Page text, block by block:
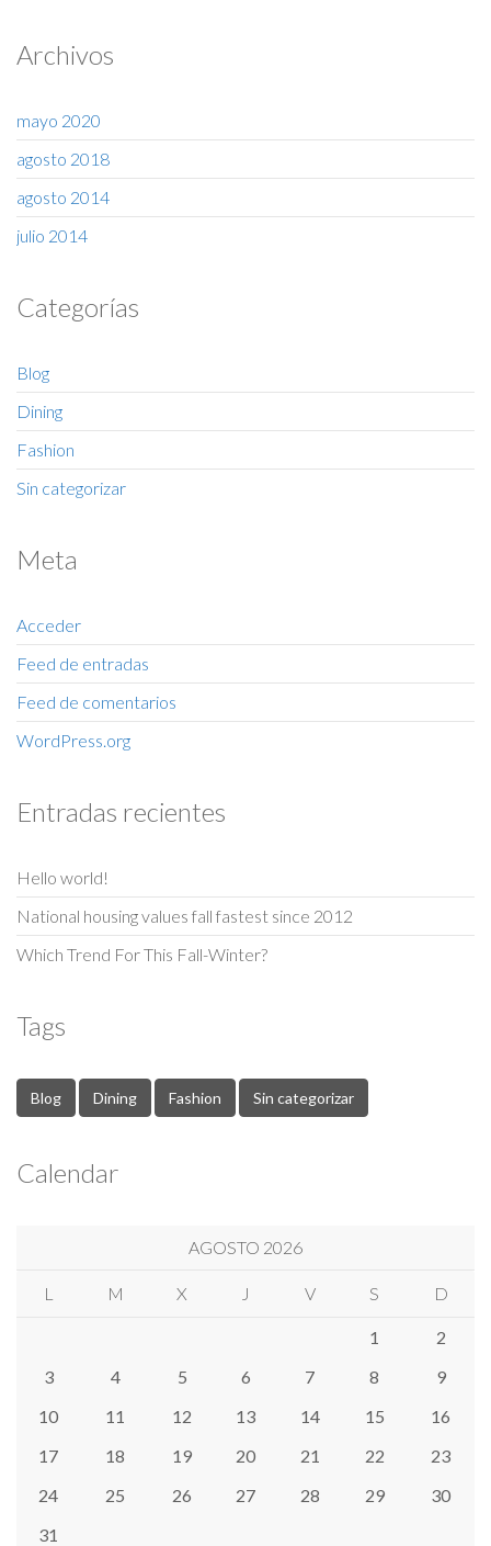
Archivos
mayo 2020
agosto 2018
agosto 2014
julio 2014
Categorías
Blog
Dining
Fashion
Sin categorizar
Meta
Acceder
Feed de entradas
Feed de comentarios
WordPress.org
Entradas recientes
Hello world!
National housing values fall fastest since 2012
Which Trend For This Fall-Winter?
Tags
Blog Dining Fashion Sin categorizar
Calendar
AGOSTO 2026
L M X J V S D
1
2
3
4 5 6 7 8
9
10
11 12 13 14 15
16
17
18 19 20 21 22
23
24
25 26 27 28 29
30
31